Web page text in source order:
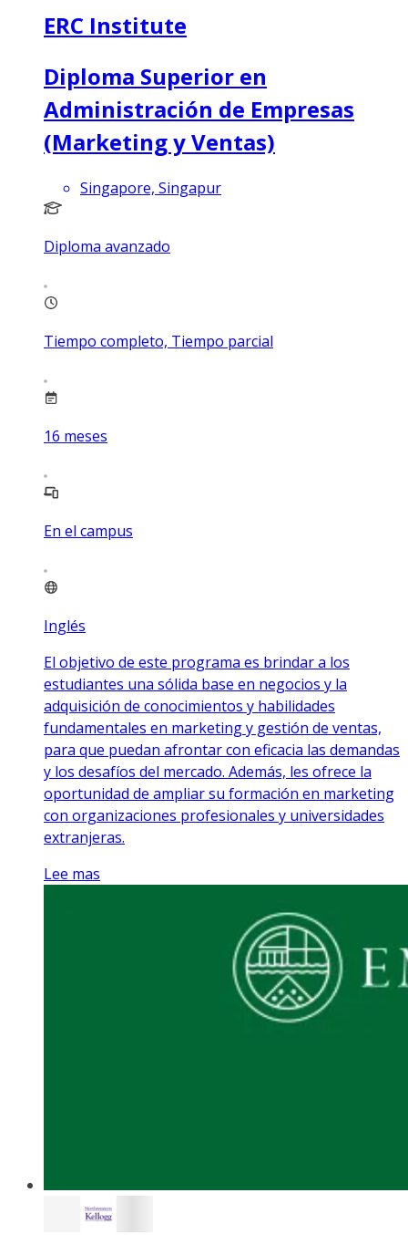
ERC Institute
Diploma Superior en
Administración de Empresas
(Marketing y Ventas)
Singapore, Singapur
Diploma avanzado
Tiempo completo, Tiempo parcial
16 meses
En el campus
Inglés
El objetivo de este programa es brindar a los
estudiantes una sólida base en negocios y la
adquisición de conocimientos y habilidades
fundamentales en marketing y gestión de ventas,
para que puedan afrontar con eficacia las demandas
y los desafíos del mercado. Además, les ofrece la
oportunidad de ampliar su formación en marketing
con organizaciones profesionales y universidades
extranjeras.
Lee mas